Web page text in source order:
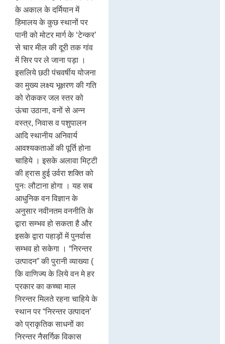
के अकाल के दर्मियान में
हिमालय के कुछ स्थानों पर
पानी को मोटर मार्ग के ‘टेन्कर’
से चार मील की दूरी तक गांव
में सिर पर ले जाना पड़ा ।
इसलिये छठी पंचवर्षीय योजना
का मुख्य लक्ष्य भूक्षरण की गति
को रोककर जल स्तर को
ऊंचा उठाना, वनों से अन्न
वस्त्र, निवास व पशुपालन
आदि स्थानीय अनिवार्य
आवश्यकताओं की पूर्ति होना
चाहिये । इसके अलावा मिट्टी
की ह्रास हुई उर्वरा शक्ति को
पुनः लौटाना होगा । यह सब
आधुनिक वन विज्ञान के
अनुसार नवीनतम वननीति के
द्वारा सम्भव हो सकता है और
इसके द्वारा पहाड़ों में पुनर्वास
सम्भव हो सकेगा । “निरन्तर
उत्पादन” की पुरानी व्याख्या (
कि वाणिज्य के लिये वन मे हर
प्रकार का कच्चा माल
निरन्तर मिलते रहना चाहिये के
स्थान पर “निरन्तर उत्पादन’
को प्राकृतिक साधनों का
निरन्तर नैसर्गिक विकास